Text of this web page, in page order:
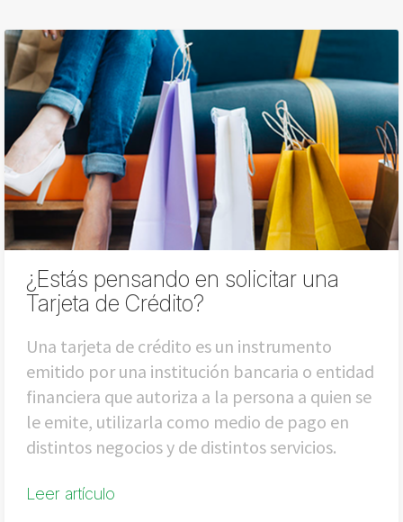
¿Estás pensando en solicitar una
Tarjeta de Crédito?
Una tarjeta de crédito es un instrumento
emitido por una institución bancaria o entidad
financiera que autoriza a la persona a quien se
le emite, utilizarla como medio de pago en
distintos negocios y de distintos servicios.
Leer artículo